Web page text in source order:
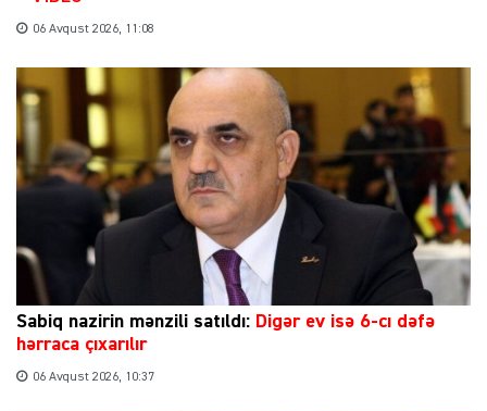
06 Avqust 2026, 11:08
Sabiq nazirin mənzili satıldı: Digər ev isə 6-cı dəfə
hərraca çıxarılır
06 Avqust 2026, 10:37